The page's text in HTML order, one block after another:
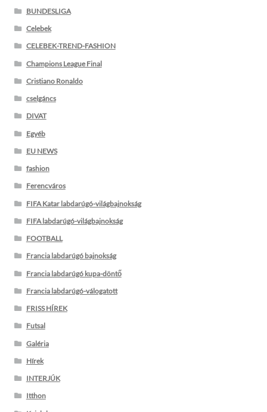
BUNDESLIGA
Celebek
CELEBEK-TREND-FASHION
Champions League Final
Cristiano Ronaldo
cselgáncs
DIVAT
Egyéb
EU NEWS
fashion
Ferencváros
FIFA Katar labdarúgó-világbajnokság
FIFA labdarúgó-világbajnokság
FOOTBALL
Francia labdarúgó bajnokság
Francia labdarúgó kupa-döntő
Francia labdarúgó-válogatott
FRISS HÍREK
Futsal
Galéria
Hírek
INTERJÚK
Itthon